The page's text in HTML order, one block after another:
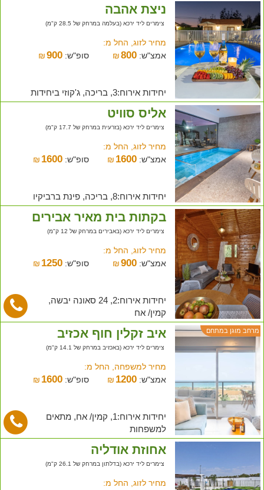
ניצת אהבה
צימרים ליד ירכא (בעלמה במרחק של 28.5 ק"מ)
מחיר לזוג, החל מ:
אמצ"ש:
₪800 סופ"ש: ₪ 900
יחידות אירוח:3, בריכה, ג'קוזי ביחידות
אליס סוויט
צימרים ליד ירכא (בזרעית במרחק של 17.7 ק"מ)
מחיר לזוג, החל מ:
אמצ"ש:
₪ 1600 סופ"ש: ₪ 1600
יחידות אירוח:8, בריכה, פינת ברביקיו
בקתות בית מאיר אבירים
צימרים ליד ירכא (באבירים במרחק של 12 ק"מ)
מחיר לזוג, החל מ:
אמצ"ש:
₪900 סופ"ש: ₪ 1250
יחידות אירוח:2, 24 סאונה יבשה,
קמין/ אח
מרחב מוגן במתחם איב זקלין חוף אכזיב
צימרים ליד ירכא (באכזיב במרחק של 14.1 ק"מ)
מחיר למשפחה, החל מ:
אמצ"ש:
₪ 1200 סופ"ש: ₪ 1600
יחידות אירוח:1, קמין/ אח, מתאים
למשפחות
אחוזת אודליה
צימרים ליד ירכא (בדלתון במרחק של 26.1 ק"מ)
מחיר לזוג, החל מ: